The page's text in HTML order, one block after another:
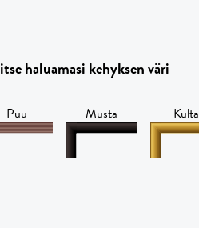
haluamasi kehyksen väri
Puu Musta Kulta